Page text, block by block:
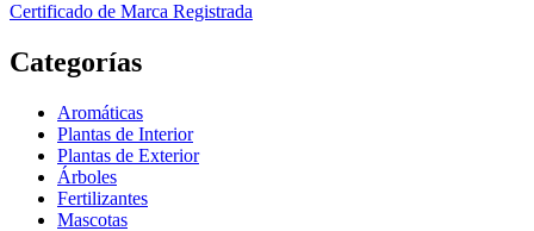
Certificado de Marca Registrada
Categorías
Aromáticas
Plantas de Interior
Plantas de Exterior
Árboles
Fertilizantes
Mascotas